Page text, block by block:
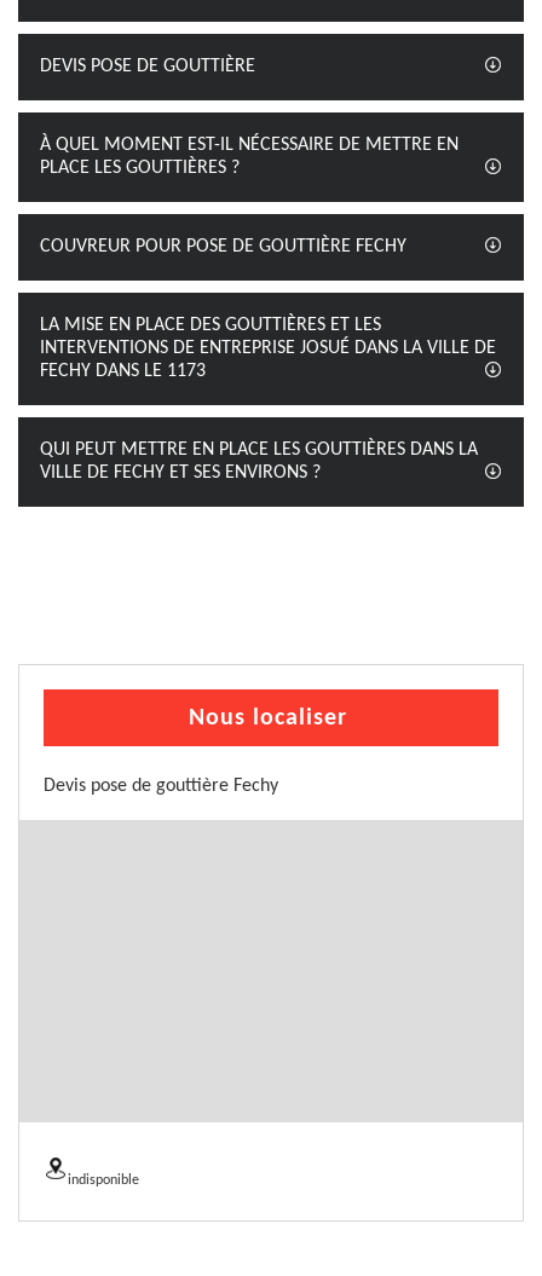
DEVIS POSE DE GOUTTIÈRE
À QUEL MOMENT EST-IL NÉCESSAIRE DE METTRE EN
PLACE LES GOUTTIÈRES ?
COUVREUR POUR POSE DE GOUTTIÈRE FECHY
LA MISE EN PLACE DES GOUTTIÈRES ET LES
INTERVENTIONS DE ENTREPRISE JOSUÉ DANS LA VILLE DE
FECHY DANS LE 1173
QUI PEUT METTRE EN PLACE LES GOUTTIÈRES DANS LA
VILLE DE FECHY ET SES ENVIRONS ?
Nous localiser
Devis pose de gouttière Fechy
indisponible